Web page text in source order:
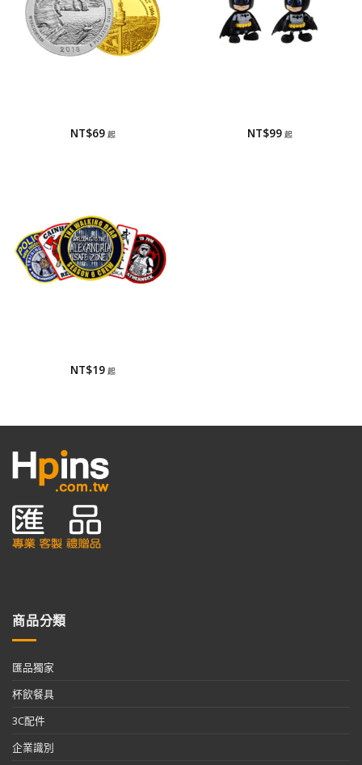
NT$69 NT$99
NT$19
商品分類
匯品獨家
杯飲餐具
3C配件
企業識別